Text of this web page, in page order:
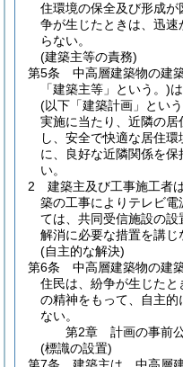
住環境の保全及び形成
争が生じたときは、迅
らない。
(建築主等の責務)
第5条
中高層建築物の建
「建築主等」という。)
(以下「建築計画」とい
実施に当たり、近隣の
し、安全で快適な居住
に、良好な近隣関係を
い。
2
建築主及び工事施工者
築の工事によりテレビ
ては、共同受信施設の
解消に必要な措置を講じ
(自主的な解決)
第6条
中高層建築物の建
住民は、紛争が生じた
の精神をもって、自主
ない。
第2章
計画の事前
(標識の設置)